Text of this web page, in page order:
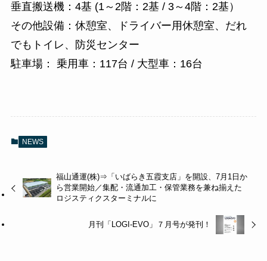
垂直搬送機：4基 (1～2階：2基 / 3～4階：2基）
その他設備：休憩室、ドライバー用休憩室、だれ
でもトイレ、防災センター
駐車場： 乗用車：117台 / 大型車：16台
NEWS
福山通運(株)⇒「いばらき五霞支店」を開設、7月1日か
ら営業開始／集配・流通加工・保管業務を兼ね揃えた
ロジスティクスターミナルに
月刊「LOGI-EVO」７月号が発刊！